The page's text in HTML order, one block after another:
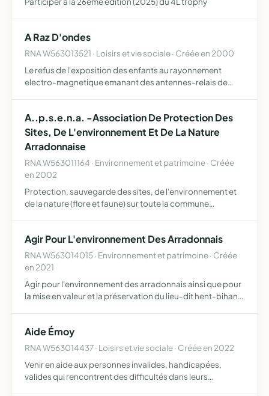
A Raz D'ondes
RNA W563013521 · Loisirs et vie sociale · Créée en 2000
Le refus de l'exposition des enfants au rayonnement
electro-magnetique emanant des antennes-relais de
A..p.s.e.n.a. -Association De Protection Des
Sites, De L'environnement Et De La Nature
Arradonnaise
RNA W563011164 · Environnement et patrimoine · Créée
en 2002
Protection, sauvegarde des sites, de l'environnement et
de la nature (flore et faune) sur toute la commune
Agir Pour L'environnement Des Arradonnais
RNA W563014015 · Environnement et patrimoine · Créée
en 2021
Agir pour l'environnement des arradonnais ainsi que pour
la mise en valeur et la préservation du lieu-dit hent-bihan
Aide Émoy
RNA W563014437 · Loisirs et vie sociale · Créée en 2022
Venir en aide aux personnes invalides, handicapées,
valides qui rencontrent des difficultés dans leurs